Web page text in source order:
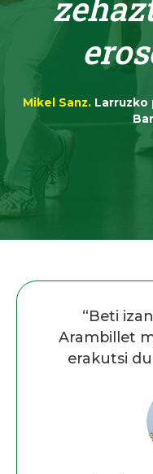
Mikel Sanz. Larruzko
“Beti
Arambillet
erakutsi